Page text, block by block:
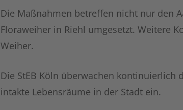
Die Maßnahmen betreffen nicht nur den
Floraweiher in Riehl umgesetzt. Weitere
Weiher.
Die StEB Köln überwachen kontinuierlich
intakte Lebensräume in der Stadt ein.